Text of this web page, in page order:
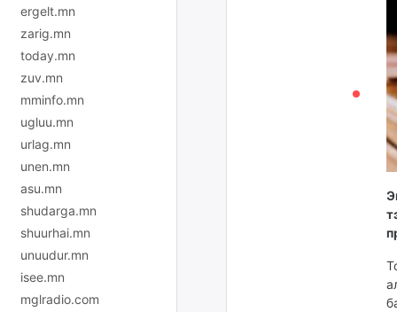
ergelt.mn
zarig.mn
today.mn
zuv.mn
mminfo.mn
ugluu.mn
urlag.mn
unen.mn
asu.mn
shudarga.mn
shuurhai.mn
unuudur.mn
isee.mn
mglradio.com